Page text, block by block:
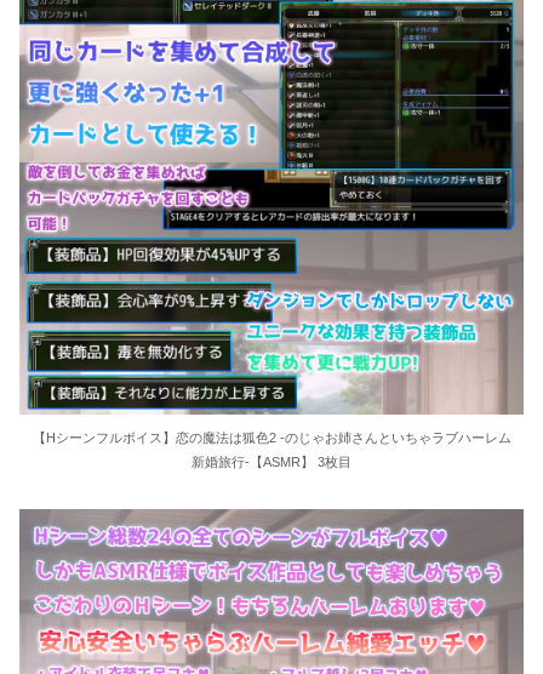
【Hシーンフルボイス】恋の魔法は狐色2 -のじゃお姉さんといちゃラブハーレム
新婚旅行-【ASMR】 3枚目